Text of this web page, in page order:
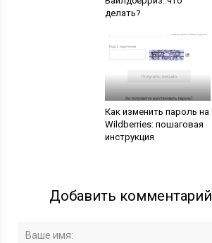
делать?
Как изменить пароль на
Wildberries: пошаговая
инструкция
Добавить комментарий